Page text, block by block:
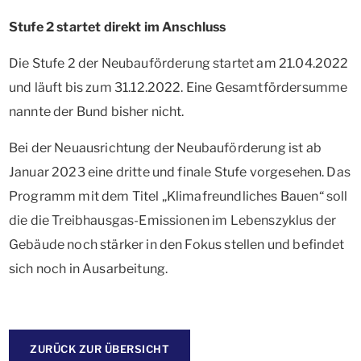
Stufe 2 startet direkt im Anschluss
Die Stufe 2 der Neubauförderung startet am 21.04.2022
und läuft bis zum 31.12.2022. Eine Gesamtfördersumme
nannte der Bund bisher nicht.
Bei der Neuausrichtung der Neubauförderung ist ab
Januar 2023 eine dritte und finale Stufe vorgesehen. Das
Programm mit dem Titel „Klimafreundliches Bauen“ soll
die die Treibhausgas-Emissionen im Lebenszyklus der
Gebäude noch stärker in den Fokus stellen und befindet
sich noch in Ausarbeitung.
ZURÜCK ZUR ÜBERSICHT